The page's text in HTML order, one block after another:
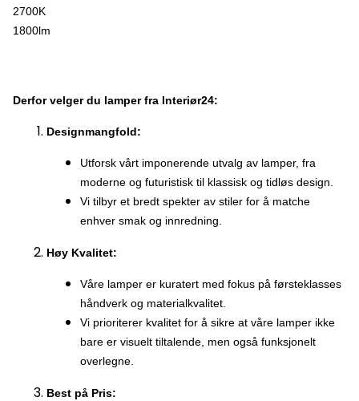
2700K
1800lm
Derfor velger du lamper fra Interiør24:
Designmangfold:
Utforsk vårt imponerende utvalg av lamper, fra
moderne og futuristisk til klassisk og tidløs design.
Vi tilbyr et bredt spekter av stiler for å matche
enhver smak og innredning.
Høy Kvalitet:
Våre lamper er kuratert med fokus på førsteklasses
håndverk og materialkvalitet.
Vi prioriterer kvalitet for å sikre at våre lamper ikke
bare er visuelt tiltalende, men også funksjonelt
overlegne.
Best på Pris: